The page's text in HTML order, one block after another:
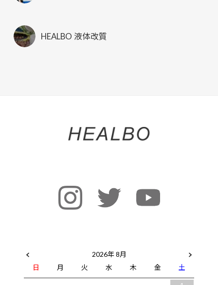
HEALBO 液体改質
2026年 8月
日
月 火 水 木 金
土